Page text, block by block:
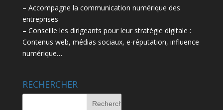
– Accompagne la communication numérique des
entreprises
– Conseille les dirigeants pour leur stratégie digitale :
Contenus web, médias sociaux, e-réputation, influence
numérique…
RECHERCHER